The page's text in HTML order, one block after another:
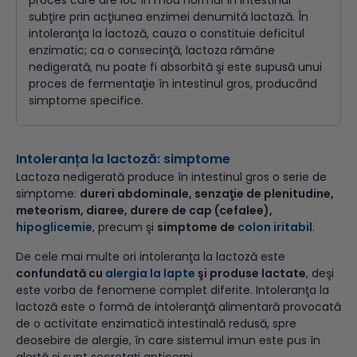
subţire prin acţiunea enzimei denumită lactază. În
intoleranţa la lactoză, cauza o constituie deficitul
enzimatic; ca o consecinţă, lactoza rămâne
nedigerată, nu poate fi absorbită şi este supusă unui
proces de fermentaţie în intestinul gros, producând
simptome specifice.
Intoleranța la lactoză: simptome
Lactoza nedigerată produce în intestinul gros o serie de
simptome: dureri abdominale, senzaţie de plenitudine,
meteorism, diaree, durere de cap (cefalee),
hipoglicemie, precum şi simptome de colon iritabil.
De cele mai multe ori intoleranţa la lactoză este
confundată cu alergia la lapte şi produse lactate, deşi
este vorba de fenomene complet diferite. Intoleranţa la
lactoză este o formă de intoleranţă alimentară provocată
de o activitate enzimatică intestinală redusă, spre
deosebire de alergie, în care sistemul imun este pus în